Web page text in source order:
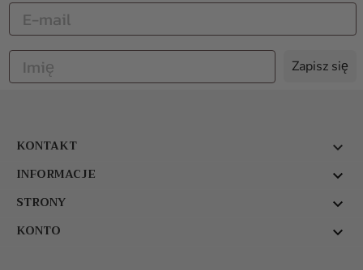
Zapisz się
KONTAKT

INFORMACJE

STRONY

KONTO
